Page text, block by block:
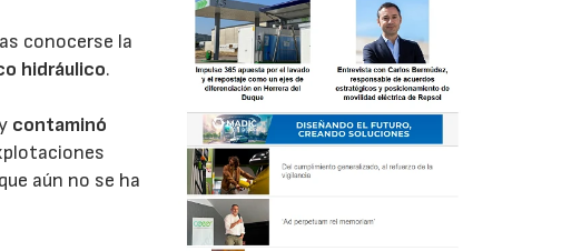
conocerse la
hidráulico.
contaminó
aún no se ha